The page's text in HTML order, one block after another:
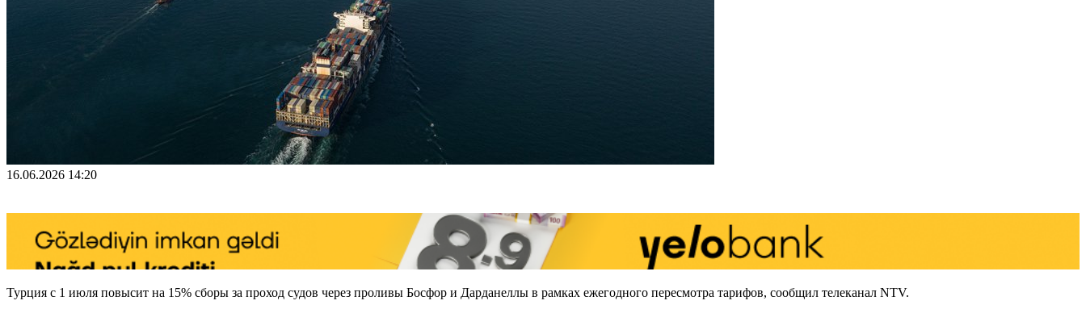
16.06.2026 14:20
Турция с 1 июля повысит на 15% сборы за проход судов через проливы Босфор и Дарданеллы в рамках ежегодного пересмотра тарифов, сообщил телеканал NTV.